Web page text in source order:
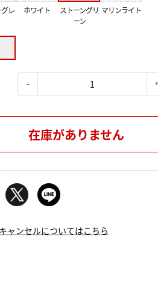
レ
ホワイト
ストーングリ
ーン
マリンライト
在庫がありません
ャンセルについてはこちら